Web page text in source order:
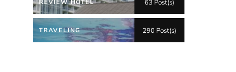
REVIEW HOTEL 63 Post(s)
TRAVELING 290 Post(s)